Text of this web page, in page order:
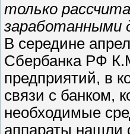
только
заработанными
В середине
Сбербанка РФ
предприятий, в
связи с банком,
необходимые
аппараты нашли